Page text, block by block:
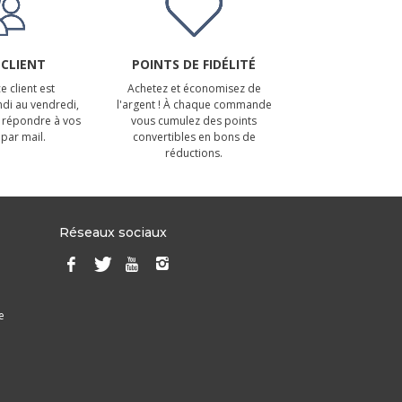
client est
au vendredi,
à vos
mail.
POINTS DE FIDÉLITÉ
Achetez et économisez de
l'argent ! À chaque commande
vous cumulez des points
convertibles en bons de
réductions.
Réseaux sociaux